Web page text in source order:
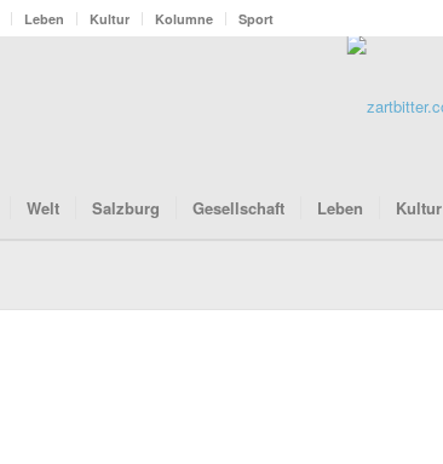
Leben Kultur Kolumne Sport
Welt Salzburg Gesellschaft Leben Kultur